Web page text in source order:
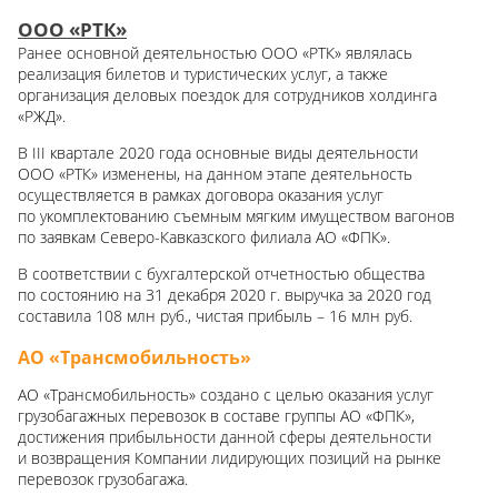
ООО «РТК»
Ранее основной деятельностью ООО «РТК» являлась
реализация билетов и туристических услуг, а также
организация деловых поездок для сотрудников холдинга
«РЖД».
В III квартале 2020 года основные виды деятельности
ООО «РТК» изменены, на данном этапе деятельность
осуществляется в рамках договора оказания услуг
по укомплектованию съемным мягким имуществом вагонов
по заявкам Северо-Кавказского филиала АО «ФПК».
В соответствии с бухгалтерской отчетностью общества
по состоянию на 31 декабря 2020 г. выручка за 2020 год
составила 108 млн руб., чистая прибыль – 16 млн руб.
АО «Трансмобильность»
АО «Трансмобильность» создано с целью оказания услуг
грузобагажных перевозок в составе группы АО «ФПК»,
достижения прибыльности данной сферы деятельности
и возвращения Компании лидирующих позиций на рынке
перевозок грузобагажа.